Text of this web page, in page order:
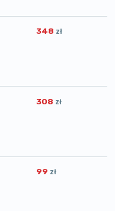
348 zł
308 zł
99 zł